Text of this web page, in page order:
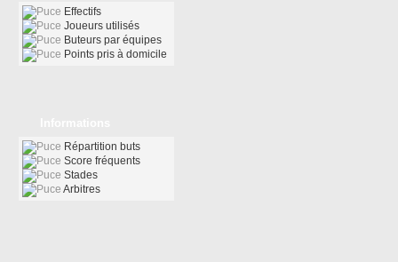
Effectifs
Joueurs utilisés
Buteurs par équipes
Points pris à domicile
Répartition buts
Score fréquents
Stades
Arbitres